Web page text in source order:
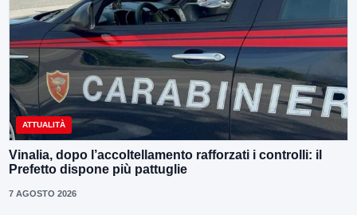
ATTUALITÀ
Vinalia, dopo l’accoltellamento rafforzati i controlli: il
Prefetto dispone più pattuglie
7 AGOSTO 2026